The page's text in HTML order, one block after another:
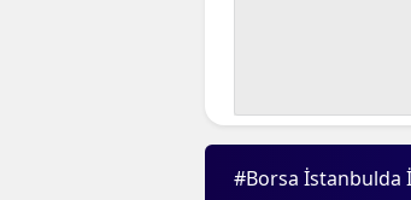
#Borsa İstanbulda